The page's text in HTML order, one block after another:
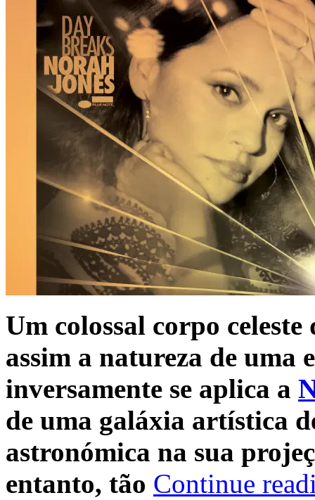
Um colossal corpo
assim a natureza de uma
inversamente se aplica a
de uma galáxia artística
astronómica na sua
entanto, tão Continue